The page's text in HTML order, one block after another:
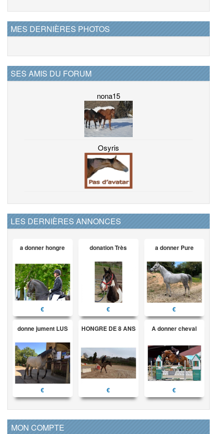
MES DERNIÈRES PHOTOS
SES AMIS DU FORUM
nona15
Osyris
LES DERNIÈRES ANNONCES
a donner hongre
€
donation Très
€
a donner Pure
€
donne jument LUS
€
HONGRE DE 8 ANS
€
A donner cheval
€
MON COMPTE